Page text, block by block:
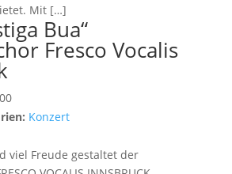
Mit […]
Bua“
Fresco Vocalis
Konzert
viel Freude gestaltet der